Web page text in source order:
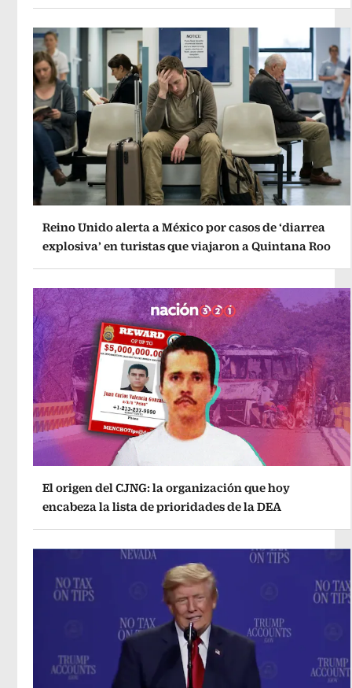
Reino Unido alerta a México por casos de ‘diarrea
explosiva’ en turistas que viajaron a Quintana Roo
El origen del CJNG: la organización que hoy
encabeza la lista de prioridades de la DEA